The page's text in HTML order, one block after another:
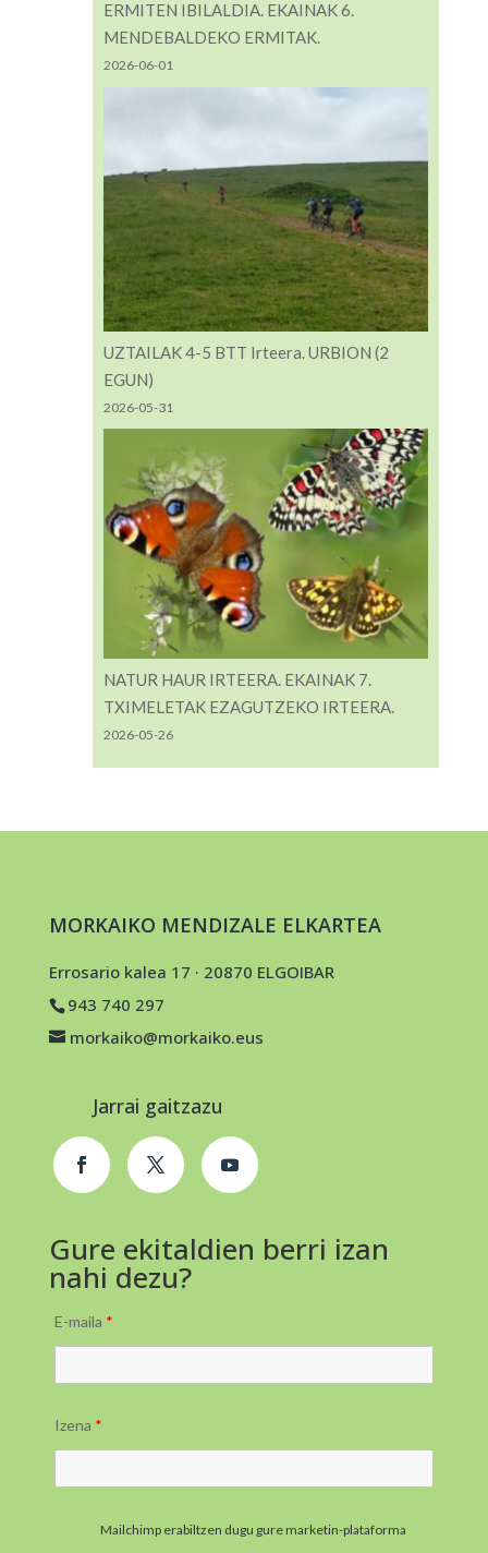
ERMITEN IBILALDIA. EKAINAK 6.
MENDEBALDEKO ERMITAK.
2026-06-01
UZTAILAK 4-5 BTT Irteera. URBION (2
EGUN)
2026-05-31
NATUR HAUR IRTEERA. EKAINAK 7.
TXIMELETAK EZAGUTZEKO IRTEERA.
2026-05-26
MORKAIKO MENDIZALE ELKARTEA
Errosario kalea 17 · 20870 ELGOIBAR
943 740 297
morkaiko@morkaiko.eus
Jarrai gaitzazu
Gure ekitaldien berri izan
nahi dezu?
E-maila *
Izena *
Mailchimp erabiltzen dugu gure marketin-plataforma